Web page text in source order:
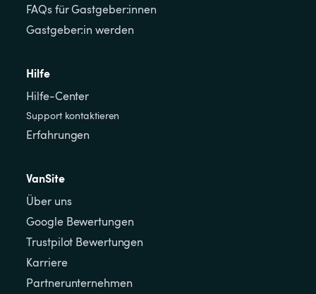
FAQs für Gastgeber:innen
Gastgeber:in werden
Hilfe
Hilfe-Center
Support kontaktieren
Erfahrungen
VanSite
Über uns
Google Bewertungen
Trustpilot Bewertungen
Karriere
Partnerunternehmen